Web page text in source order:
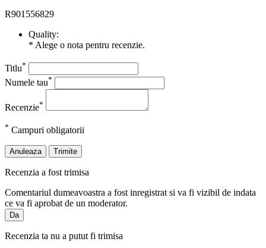
R901556829
Quality:
* Alege o nota pentru recenzie.
Titlu*
Numele tau*
Recenzie*
* Campuri obligatorii
Anuleaza Trimite
Recenzia a fost trimisa
Comentariul dumeavoastra a fost inregistrat si va fi vizibil de indata
ce va fi aprobat de un moderator.
Da
Recenzia ta nu a putut fi trimisa